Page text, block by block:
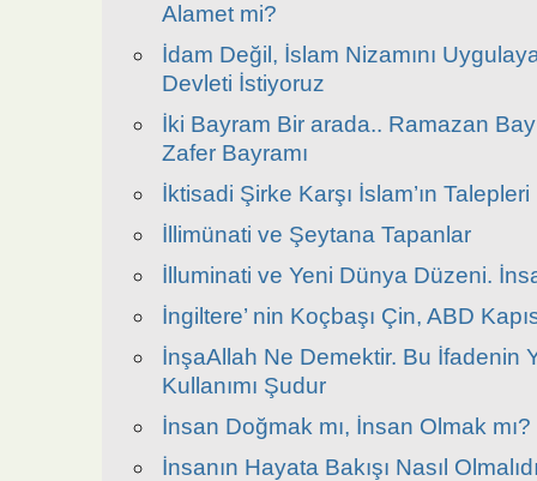
Alamet mi?
İdam Değil, İslam Nizamını
Devleti İstiyoruz
İki Bayram Bir arada.. Ramazan
Zafer Bayramı
İktisadi Şirke Karşı İslam’ın Talepleri
İllimünati ve Şeytana Tapanlar
İlluminati ve Yeni Dünya Düzeni.
İngiltere’ nin Koçbaşı Çin, ABD
İnşaAllah Ne Demektir. Bu İfadenin
Kullanımı Şudur
İnsan Doğmak mı, İnsan Olmak mı?
İnsanın Hayata Bakışı Nasıl